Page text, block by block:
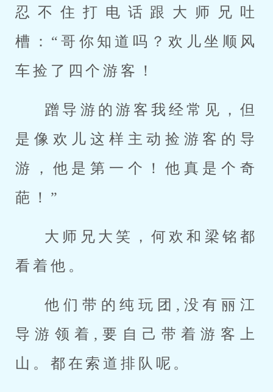
忍不住打电话跟大师兄吐
槽：“哥你知道吗？欢儿坐顺风
车捡了四个游客！
蹭导游的游客我经常见，但
是像欢儿这样主动捡游客的导
游，他是第一个！他真是个奇
葩！”
大师兄大笑，何欢和梁铭都
看着他。
他们带的纯玩团,没有丽江
导游领着,要自己带着游客上
山。都在索道排队呢。